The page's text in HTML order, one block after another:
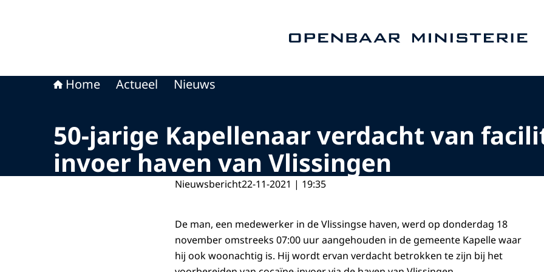
Home Actueel Nieuws
50-jarige Kapellenaar verdacht van
invoer haven van Vlissingen
Nieuwsbericht22-11-2021 | 19:35
De man, een medewerker in de Vlissingse haven, werd op donderdag 18
november omstreeks 07:00 uur aangehouden in de gemeente Kapelle waar
hij ook woonachtig is. Hij wordt ervan verdacht betrokken te zijn bij het